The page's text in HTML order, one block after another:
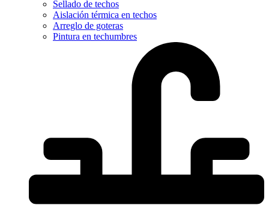
Sellado de techos
Aislación térmica en techos
Arreglo de goteras
Pintura en techumbres